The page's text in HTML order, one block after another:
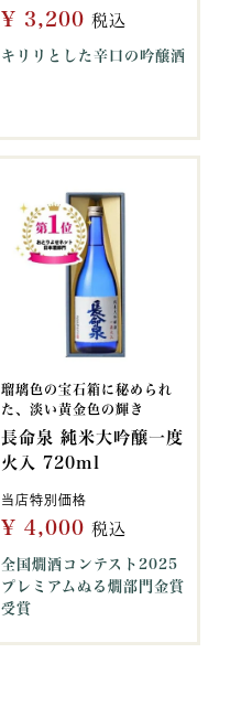
¥ 3,200 税込
キリリとした辛口の吟醸酒
瑠璃色の宝石箱に秘められ
た、淡い黄金色の輝き
長命泉 純米大吟醸一度
火入 720ml
当店特別価格
¥ 4,000 税込
全国燗酒コンテスト2025
プレミアムぬる燗部門金賞
受賞